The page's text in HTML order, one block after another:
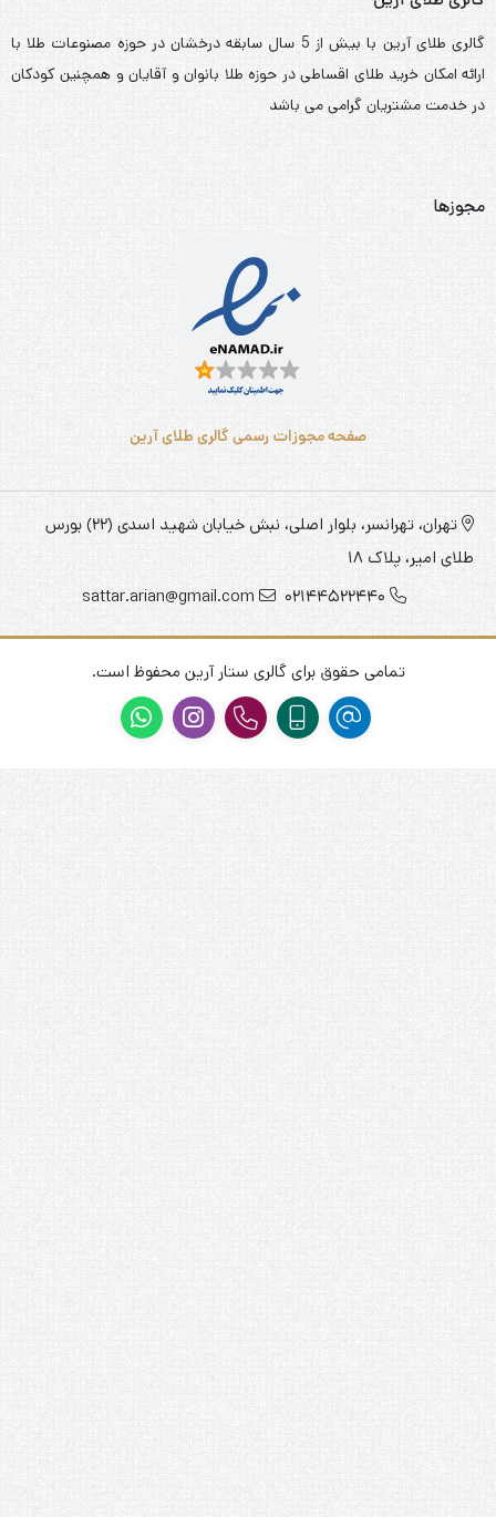
گالری طلای آرین با بیش از 5 سال سابقه درخشان در حوزه مصنوعات طلا با
ارائه امکان خرید طلای اقساطی در حوزه طلا بانوان و آقایان و همچنین کودکان
در خدمت مشتریان گرامی می باشد
مجوزها
صفحه مجوزات رسمی گالری طلای آرین
تهران، تهرانسر، بلوار اصلی، نبش خیابان شهید اسدی (22) بورس
طلای امیر، پلاک 18
02144522440
sattar.arian@gmail.com
تمامی حقوق برای گالری ستار آرین محفوظ است.